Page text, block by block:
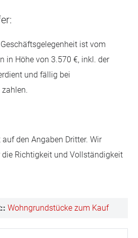
ist vom
in Höhe von 3.570 €, inkl. der
und fällig bei
den Angaben Dritter. Wir
die Richtigkeit und Vollständigkeit
Wohngrundstücke zum Kauf